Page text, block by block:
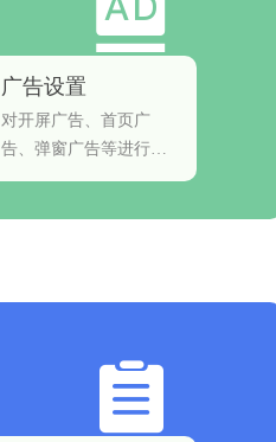
广告设置
对开屏广告、首页广
告、弹窗广告等进行设
置和管理。